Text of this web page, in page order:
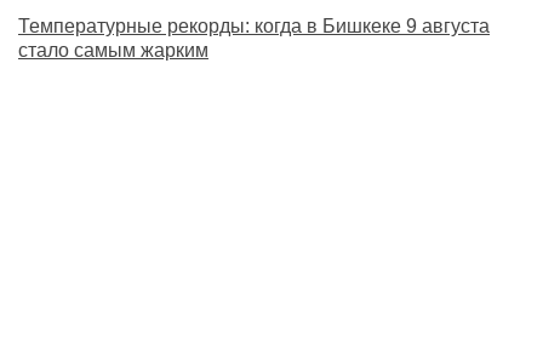
Температурные рекорды: когда в Бишкеке 9 августа
стало самым жарким